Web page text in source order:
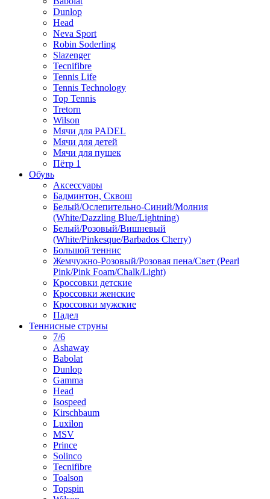
Dunlop
Head
Neva Sport
Robin Soderling
Slazenger
Tecnifibre
Tennis Life
Tennis Technology
Top Tennis
Tretorn
Wilson
Мячи для PADEL
Мячи для детей
Мячи для пушек
Пётр 1
Обувь
Аксессуары
Бадминтон, Сквош
Белый/Ослепительно-Синий/Молния
(White/Dazzling Blue/Lightning)
Белый/Розовый/Вишневый
(White/Pinkesque/Barbados Cherry)
Большой теннис
Жемчужно-Розовый/Розовая пена/Свет (Pearl
Pink/Pink Foam/Chalk/Light)
Кроссовки детские
Кроссовки женские
Кроссовки мужские
Падел
Теннисные струны
7/6
Ashaway
Babolat
Dunlop
Gamma
Head
Isospeed
Kirschbaum
Luxilon
MSV
Prince
Solinco
Tecnifibre
Toalson
Topspin